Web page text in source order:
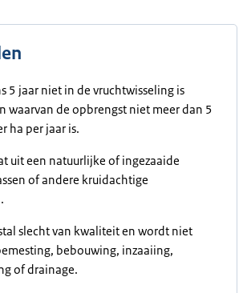
5 jaar niet in de vruchtwisseling is
waarvan de opbrengst niet meer dan 5
ha per jaar is.
uit een natuurlijke of ingezaaide
of andere kruidachtige
slecht van kwaliteit en wordt niet
bebouwing, inzaaiing,
of drainage.